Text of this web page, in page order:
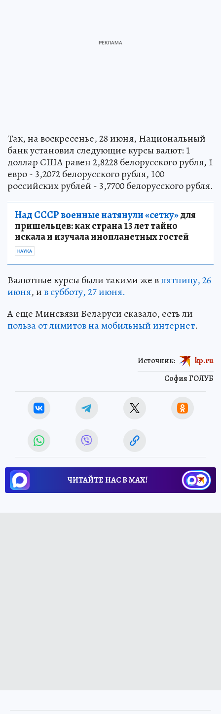
Так, на воскресенье, 28 июня, Национальный
банк установил следующие курсы валют: 1
доллар США равен 2,8228 белорусского рубля, 1
евро - 3,2072 белорусского рубля, 100
российских рублей - 3,7700 белорусского рубля.
Над СССР военные натянули «сетку»для
пришельцев: как страна 13 лет тайно
искала и изучала инопланетных гостей
НАУКА
Валютные курсы были такими же впятницу, 26
июня, ив субботу, 27 июня.
А еще Минсвязи Беларуси сказало, есть ли
польза от лимитов на мобильный интернет.
София ГОЛУБ
Источник: kp.ru
ЧИТАЙТЕ НАС В МАХ!